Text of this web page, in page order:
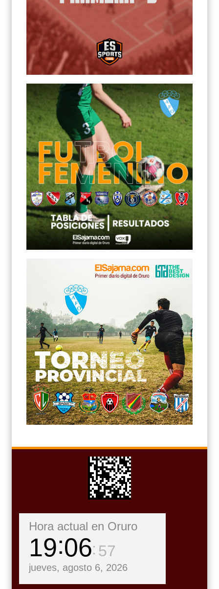
Hora actual en Oruro
19 06 59
jueves, agosto 6, 2026